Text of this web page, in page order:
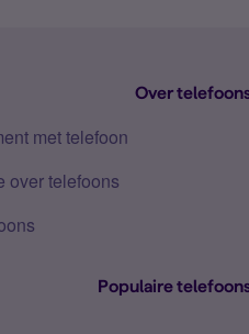
Over
met telefoon
over telefoons
Populaire